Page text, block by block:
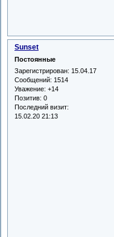
Sunset
Постоянные
Зарегистрирован: 15.04.17
Сообщений: 1514
Уважение: +14
Позитив: 0
Последний визит:
15.02.20 21:13